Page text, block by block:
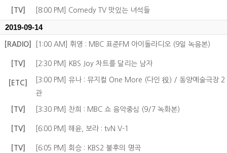
[TV] [8:00 PM] Comedy TV 맛있는 녀석들
2019-09-14
[RADIO] [1:00 AM] 휘영 : MBC 표준FM 아이돌라디오 (9일 녹음본)
[TV] [2:30 PM] KBS Joy 차트를 달리는 남자
[ETC]
[3:00 PM] 유나 : 뮤지컬 One More (다인 役) / 동양예술극장 2
관
[TV] [3:30 PM] 찬희 : MBC 쇼 음악중심 (9/7 녹화본)
[TV] [6:00 PM] 해윤, 보라 : tvN V-1
[TV] [6:05 PM] 회승 : KBS2 불후의 명곡